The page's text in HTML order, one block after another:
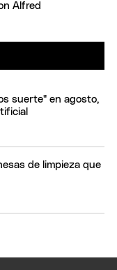
Alfred
suerte" en agosto,
de limpieza que